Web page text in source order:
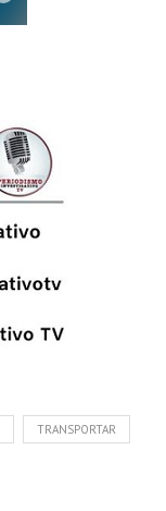
TRANSPORTAR